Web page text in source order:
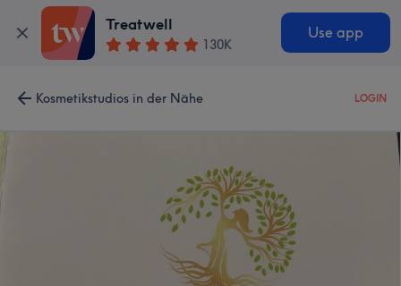
Treatwell
130K
Use app
Kosmetikstudios in der Nähe LOGIN